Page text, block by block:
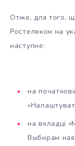
Отже, для того,
Ростелеком на
наступне:
на
на вкладці
Выбирам